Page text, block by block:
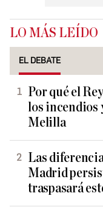
LO MÁS LEÍDO
EL DEBATE
Por qué el
los incendios
Melilla
Las
Madrid
traspasará